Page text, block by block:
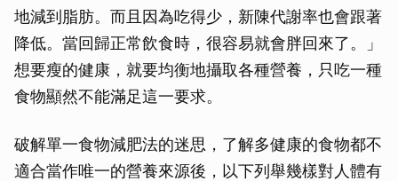
地減到脂肪。而且因為吃得少，新陳代謝率也會跟著
降低。當回歸正常飲食時，很容易就會胖回來了。」
想要瘦的健康，就要均衡地攝取各種營養，只吃一種
食物顯然不能滿足這一要求。
破解單一食物減肥法的迷思，了解多健康的食物都不
適合當作唯一的營養來源後，以下列舉幾樣對人體有